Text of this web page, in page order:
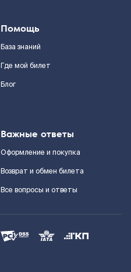
Помощь
База знаний
Где мой билет
Блог
Важные ответы
Оформление и покупка
Возврат и обмен билета
Все вопросы и ответы